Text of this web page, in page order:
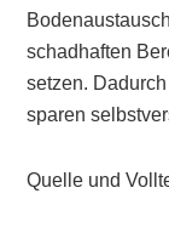
schadhaften
setzen.
sparen
Quelle und